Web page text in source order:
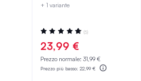
+ 1 variante
Valutazione:
96%
(5)
23,99 €
Prezzo normale: 31,99 €
Prezzo più basso: 22,99 €